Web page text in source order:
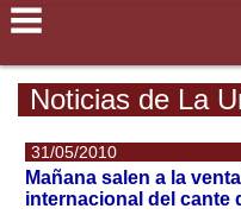
Noticias de La
31/05/2010
Mañana salen a la
internacional del cante